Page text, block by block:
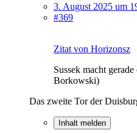
3. August 2025 um
#369
Zitat von Horizonsz
Sussek macht
Borkowski)
Das zweite Tor der
Inhalt melden